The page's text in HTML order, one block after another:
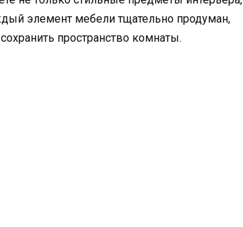
элемент мебели тщательно продуман,
пространство комнаты.